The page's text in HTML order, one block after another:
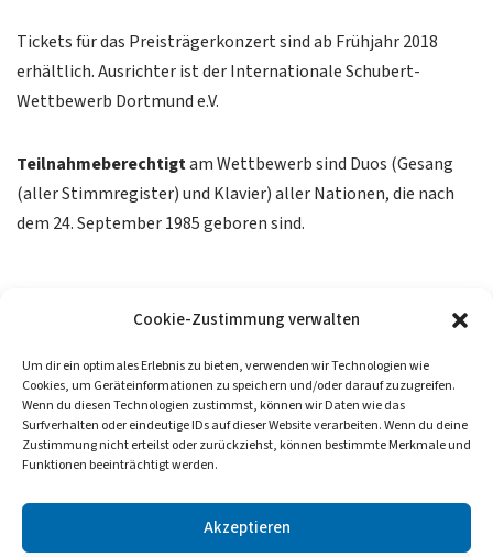
Cookie-Zustimmung verwalten
Um dir ein optimales Erlebnis zu bieten, verwenden wir Technologien wie
Cookies, um Geräteinformationen zu speichern und/oder darauf zuzugreifen.
Wenn du diesen Technologien zustimmst, können wir Daten wie das
Surfverhalten oder eindeutige IDs auf dieser Website verarbeiten. Wenn du deine
Zustimmung nicht erteilst oder zurückziehst, können bestimmte Merkmale und
Funktionen beeinträchtigt werden.
Akzeptieren
Tickets für das Preisträgerkonzert sind ab Frühjahr 2018
erhältlich. Ausrichter ist der Internationale Schubert-
Wettbewerb Dortmund e.V.
Teilnahmeberechtigtam Wettbewerb sind Duos (Gesang
(aller Stimmregister) und Klavier) aller Nationen, die nach
dem 24. September 1985 geboren sind.
Partner & Förderer
Aktuelles